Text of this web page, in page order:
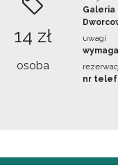
14 zł
osoba
Galeria
uwagi
nr